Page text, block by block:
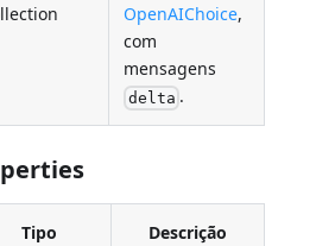
OpenAIChoice,
com
mensagens
delta .
Tipo Descrição